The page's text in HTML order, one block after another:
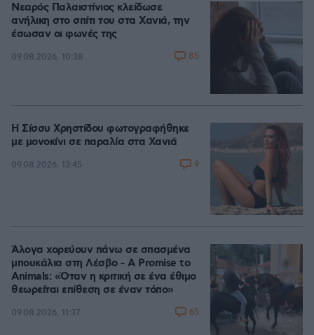
Νεαρός Παλαιστίνιος κλείδωσε
ανήλικη στο σπίτι του στα Χανιά, την
έσωσαν οι φωνές της
09.08.2026, 10:38 85
Η Σίσσυ Χρηστίδου φωτογραφήθηκε
με μονοκίνι σε παραλία στα Χανιά
09.08.2026, 13:45 9
Άλογα χορεύουν πάνω σε σπασμένα
μπουκάλια στη Λέσβο - A Promise to
Animals: «Όταν η κριτική σε ένα έθιμο
θεωρείται επίθεση σε έναν τόπο»
09.08.2026, 11:37 65